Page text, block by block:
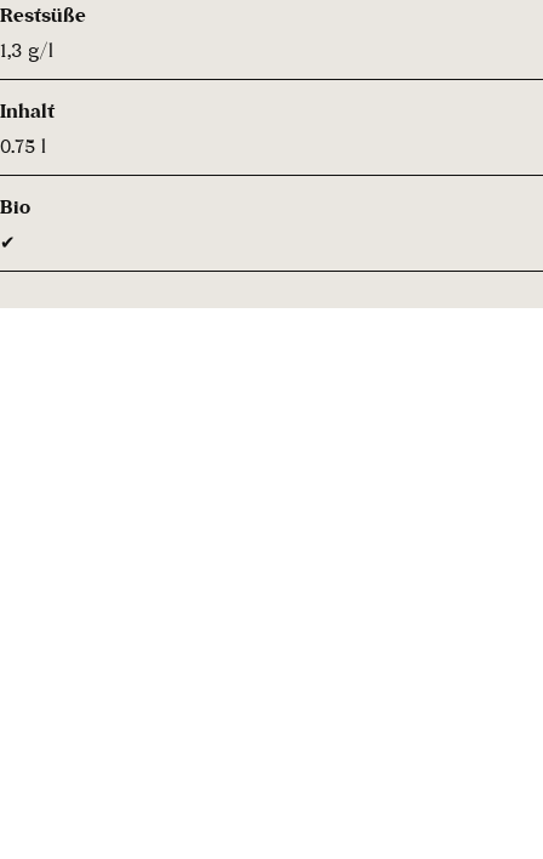
Restsüße
1,3 g/l
Inhalt
0.75 l
Bio
✔